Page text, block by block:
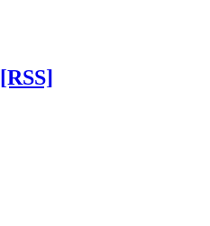
[RSS]